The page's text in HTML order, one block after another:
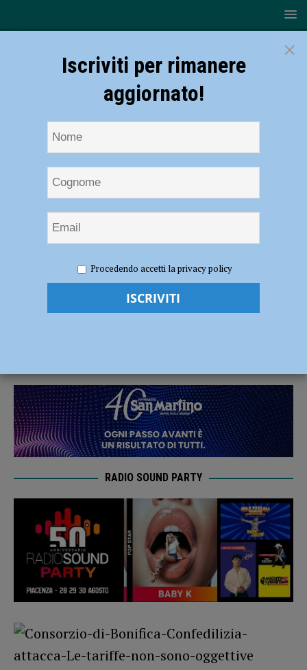
di bonifica: “Rimandare le elezioni”
Appello al consorzio di bonifica:
RADIO SOUND PARTY
×
Iscriviti per rimanere
aggiornato!
Procedendo accetti la privacy policy